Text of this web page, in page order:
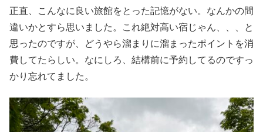
正直、こんなに良い旅館をとった記憶がない。なんかの間
違いかとすら思いました。これ絶対高い宿じゃん、、、と
思ったのですが、どうやら溜まりに溜まったポイントを消
費してたらしい。なにしろ、結構前に予約してるのですっ
かり忘れてました。